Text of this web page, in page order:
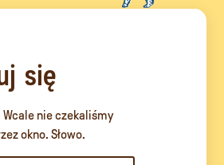
się
nie czekaliśmy
okno. Słowo.